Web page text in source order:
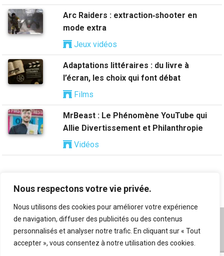
Nous respectons votre vie privée.
Nous utilisons des cookies pour améliorer votre expérience
de navigation, diffuser des publicités ou des contenus
personnalisés et analyser notre trafic. En cliquant sur « Tout
accepter », vous consentez à notre utilisation des cookies.
Arc Raiders : extraction‑shooter en
mode extra
Jeux vidéos
Adaptations littéraires : du livre à
l’écran, les choix qui font débat
Films
MrBeast : Le Phénomène YouTube qui
Allie Divertissement et Philanthropie
Vidéos
A propos|Mentions légales|Conditions générales
d’utilisation|Flux RSS| Nos auteurs|Archives|
Suggestion de contenu